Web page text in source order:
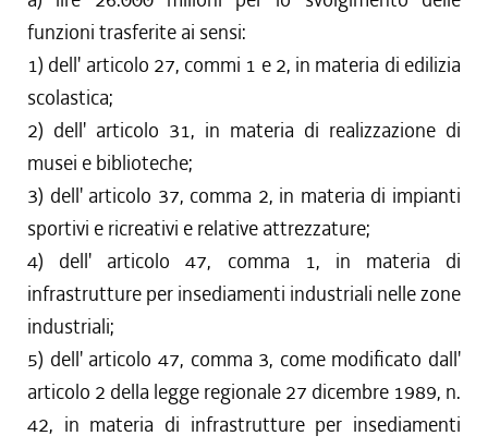
funzioni trasferite ai sensi:
1) dell' articolo 27, commi 1 e 2, in materia di edilizia
scolastica;
2) dell' articolo 31, in materia di realizzazione di
musei e biblioteche;
3) dell' articolo 37, comma 2, in materia di impianti
sportivi e ricreativi e relative attrezzature;
4) dell' articolo 47, comma 1, in materia di
infrastrutture per insediamenti industriali nelle zone
industriali;
5) dell' articolo 47, comma 3, come modificato dall'
articolo 2 della legge regionale 27 dicembre 1989, n.
42, in materia di infrastrutture per insediamenti